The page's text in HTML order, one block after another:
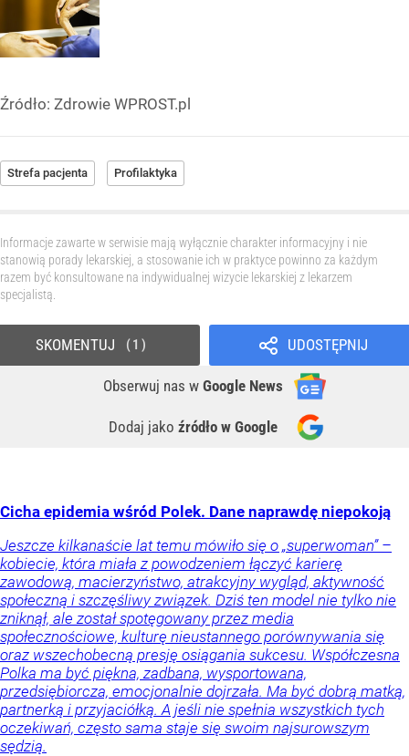
Źródło: Zdrowie WPROST.pl
Strefa pacjenta Profilaktyka
Informacje zawarte w serwisie mają wyłącznie charakter informacyjny i nie
stanowią porady lekarskiej, a stosowanie ich w praktyce powinno za każdym
razem być konsultowane na indywidualnej wizycie lekarskiej z lekarzem
specjalistą.
UDOSTĘPNIJ
Obserwuj nas w Google News
Dodaj jako źródło w Google
SKOMENTUJ 1
Cicha epidemia wśród Polek. Dane naprawdę niepokoją
Jeszcze kilkanaście lat temu mówiło się o „superwoman” –
kobiecie, która miała z powodzeniem łączyć karierę
zawodową, macierzyństwo, atrakcyjny wygląd, aktywność
społeczną i szczęśliwy związek. Dziś ten model nie tylko nie
zniknął, ale został spotęgowany przez media
społecznościowe, kulturę nieustannego porównywania się
oraz wszechobecną presję osiągania sukcesu. Współczesna
Polka ma być piękna, zadbana, wysportowana,
przedsiębiorcza, emocjonalnie dojrzała. Ma być dobrą matką,
partnerką i przyjaciółką. A jeśli nie spełnia wszystkich tych
oczekiwań, często sama staje się swoim najsurowszym
sędzią.